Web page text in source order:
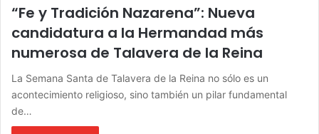
“Fe y Tradición Nazarena”: Nueva
candidatura a la Hermandad más
numerosa de Talavera de la Reina
La Semana Santa de Talavera de la Reina no sólo es un
acontecimiento religioso, sino también un pilar fundamental
de…